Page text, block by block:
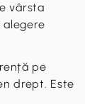
vârsta
alegere
pe
drept. Este